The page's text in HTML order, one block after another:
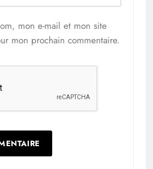
mon e-mail et mon site
mon prochain commentaire.